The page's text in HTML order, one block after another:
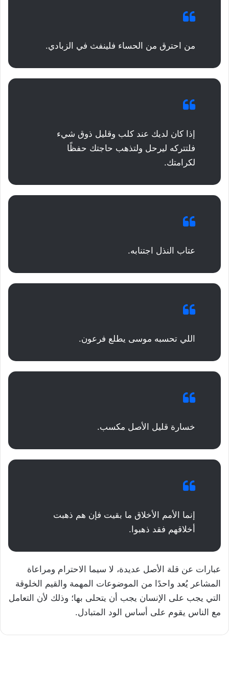
من احترق من الحساء فلينفث في الزبادي.
إذا كان لديك عند كلب وقليل ذوق شيء
فلتتركه ليرحل ولتذهب حاجتك حفظًا
لكرامتك.
عتاب النذل اجتنابه.
اللي تحسبه موسى يطلع فرعون.
خسارة قليل الأصل مكسب.
إنما الأمم الأخلاق ما بقيت فإن هم ذهبت
أخلاقهم فقد ذهبوا.
عبارات عن قلة الأصل عديدة، لا سيما الاحترام ومراعاة
المشاعر يُعد واحدًا من الموضوعات المهمة والقيم الخلوقة
التي يجب على الإنسان يجب أن يتحلى بها؛ وذلك لأن التعامل
مع الناس يقوم على أساس الود المتبادل.